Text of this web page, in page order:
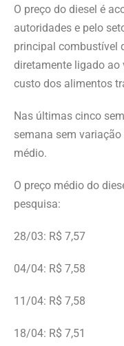
O preço do diesel é
autoridades e pelo
principal combustível
diretamente ligado ao
custo dos alimentos
Nas últimas cinco
semana sem
médio.
O preço médio do
pesquisa:
28/03: R$ 7,57
04/04: R$ 7,58
11/04: R$ 7,58
18/04: R$ 7,51